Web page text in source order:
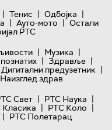
| Тенис | Одбојка |
| Ауто-мото | Остали
РТС
| Музика |
| Здравље |
Дигитални предузетник |
Наизглед здрав
Свет | РТС Наука |
| РТС Коло |
| РТС Полетарац